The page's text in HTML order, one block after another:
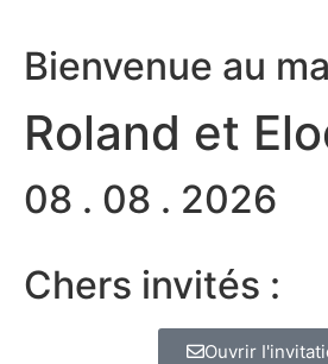
Bienvenue au
Roland et
08 . 08 . 2026
Chers invités :
Ouvrir